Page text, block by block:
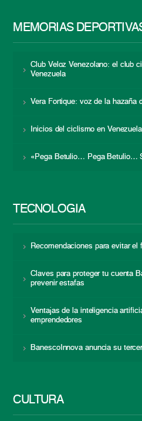
MEMORIAS
Club Veloz Venezolano: el club
Venezuela
Vera Fortique: voz de la hazaña
Inicios del ciclismo en Venezuela
«Pega Betulio… Pega Betulio…
TECNOLOGÍA
Recomendaciones para evitar el
Claves para proteger tu cuenta
prevenir estafas
Ventajas de la inteligencia
emprendedores
BanescoInnova anuncia su
CULTURA